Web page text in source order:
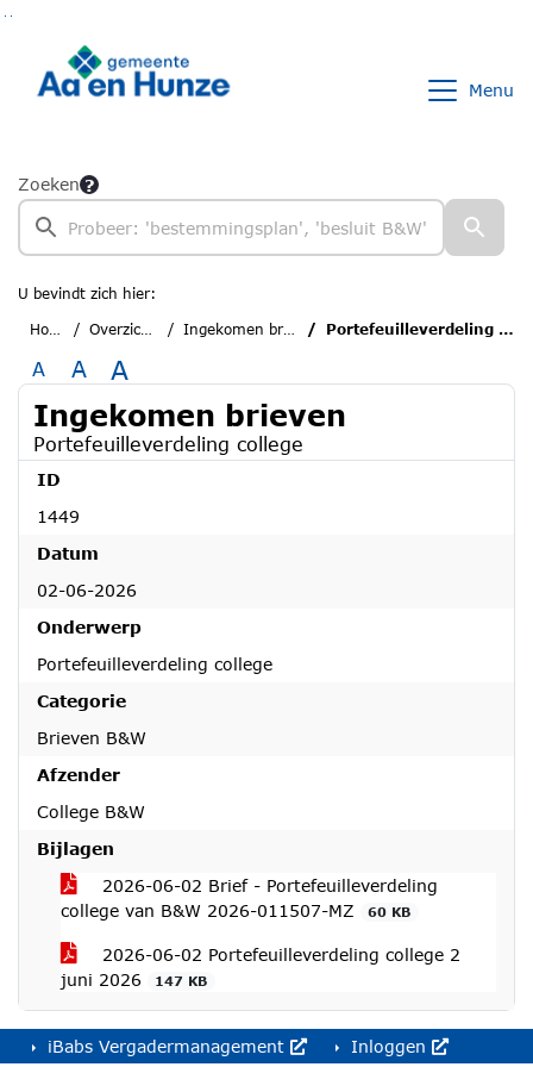
Menu
Zoeken
U bevindt zich hier:
Home
Overzichten Ingekomen brieven Portefeuilleverdeling college
A A A
Ingekomen brieven
Portefeuilleverdeling college
ID
1449
Datum
02-06-2026
Onderwerp
Portefeuilleverdeling college
Categorie
Brieven B&W
Afzender
College B&W
Bijlagen
2026-06-02 Brief - Portefeuilleverdeling
college van B&W 2026-011507-MZ
60 KB
2026-06-02 Portefeuilleverdeling college 2
juni 2026
147 KB
iBabs Vergadermanagement Inloggen